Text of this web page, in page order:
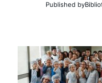
Published by